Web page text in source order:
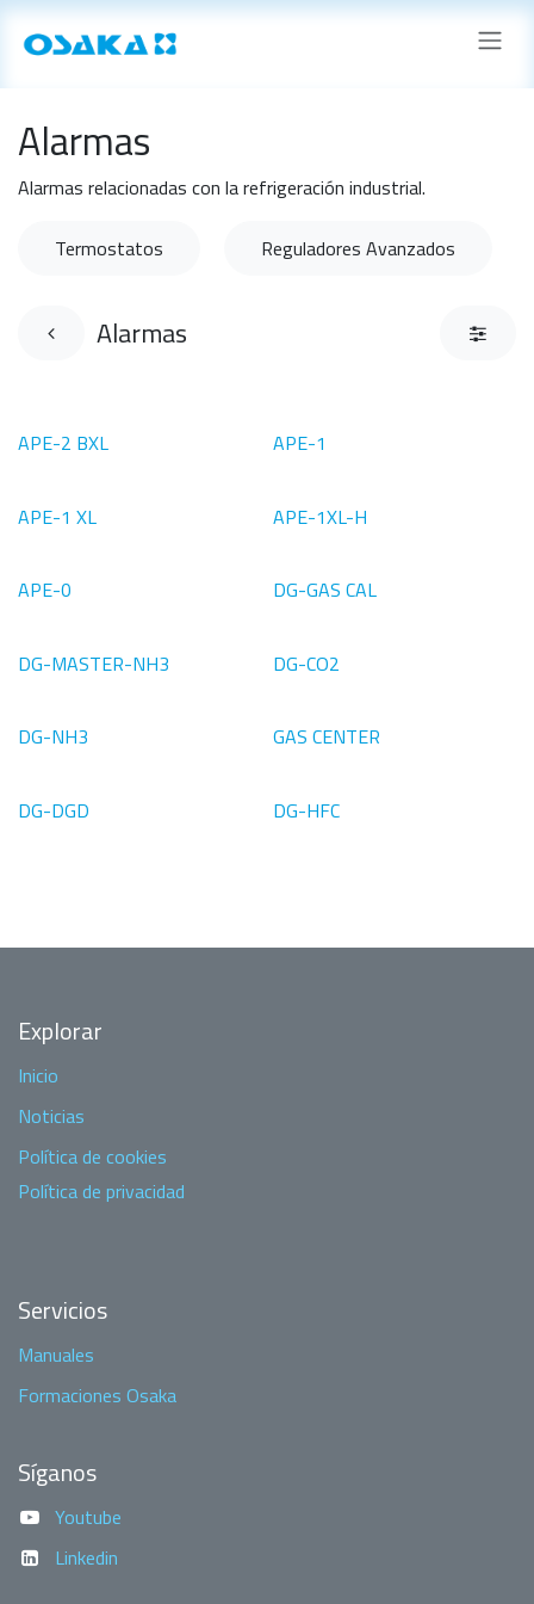
Ir al contenido
Alarmas
Alarmas relacionadas con la refrigeración industrial.
Termostatos Reguladores Avanzados
Alarmas
APE-2 BXL APE-1
APE-1 XL APE-1XL-H
APE-0 DG-GAS CAL
DG-MASTER-NH3 DG-CO2
DG-NH3 GAS CENTER
DG-DGD DG-HFC
Explorar
Inicio
Noticias
Política de cookies
Política de privacidad
Servicios
Manuales
Formaciones Osaka
Síganos
Youtube
Linkedin